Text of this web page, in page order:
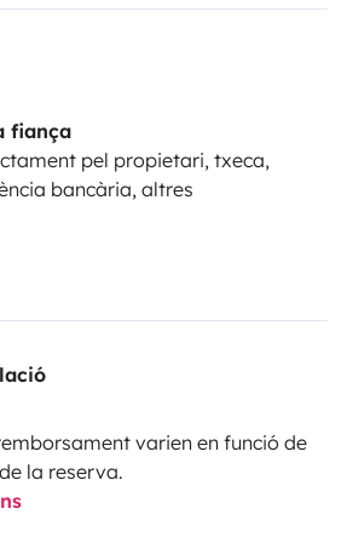
fiança
pel propietari, txeca,
bancària, altres
varien en funció de
la reserva.